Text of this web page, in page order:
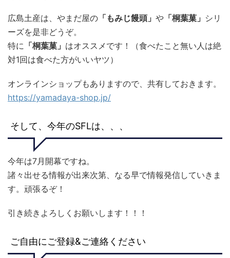
広島土産は、やまだ屋の 「もみじ饅頭」 や 「桐葉菓」 シリ
ーズを是非どうぞ。
特に 「桐葉菓」 はオススメです！（食べたこと無い人は絶
対1回は食べた方がいいヤツ）
オンラインショップもありますので、共有しておきます。
https://yamadaya-shop.jp/
そして、今年のSFLは、、、
今年は7月開幕ですね。
諸々出せる情報が出来次第、なる早で情報発信していきま
す。頑張るぞ！
引き続きよろしくお願いします！！！
ご自由にご登録&ご連絡ください